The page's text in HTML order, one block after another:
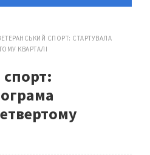
СПОРТ: СТАРТУВАЛА
КВАРТАЛІ